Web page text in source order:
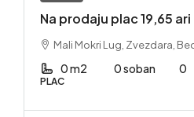
Na prodaju plac 19,65
Mali Mokri Lug, Zvezdara,
0 m2 0 soban 0
PLAC